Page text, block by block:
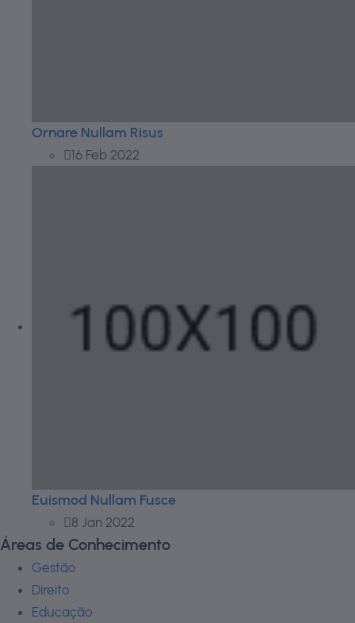
Ornare Nullam Risus
16 Feb 2022
Euismod Nullam Fusce
8 Jan 2022
Áreas de Conhecimento
Gestão
Direito
Educação